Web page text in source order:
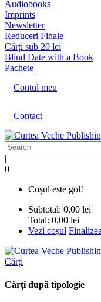
Audiobooks
Imprints
Newsletter
Reduceri Finale
Cărți sub 20 lei
Blind Date with a Book
Pachete
Contul meu
Contact
|
0
Coșul este gol!
Subtotal: 0,00 lei
Total: 0,00 lei
Vezi coșul
Cărți
Cărți după tipologie